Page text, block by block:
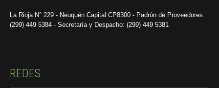
La Rioja N° 229 - Neuquén Capital CP8300 - Padrón de Proveedores:
(299) 449 5384 - Secretaría y Despacho: (299) 449 5381
REDES